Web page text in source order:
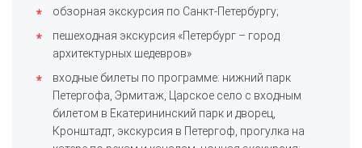
обзорная экскурсия по Санкт-Петербургу;
пешеходная экскурсия «Петербург – город
архитектурных шедевров»
входные билеты по программе: нижний парк
Петергофа, Эрмитаж, Царское село с входным
билетом в Екатерининский парк и дворец,
Кронштадт, экскурсия в Петергоф, прогулка на